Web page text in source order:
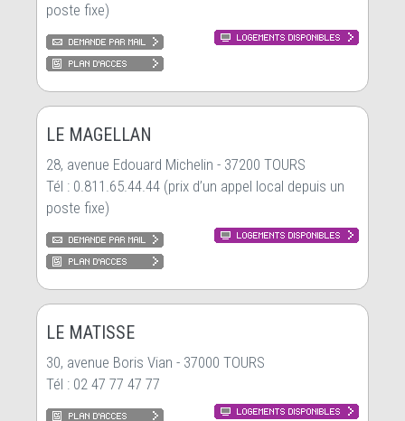
poste fixe)
LE MAGELLAN
28, avenue Edouard Michelin - 37200 TOURS
Tél : 0.811.65.44.44 (prix d’un appel local depuis un
poste fixe)
LE MATISSE
30, avenue Boris Vian - 37000 TOURS
Tél : 02 47 77 47 77